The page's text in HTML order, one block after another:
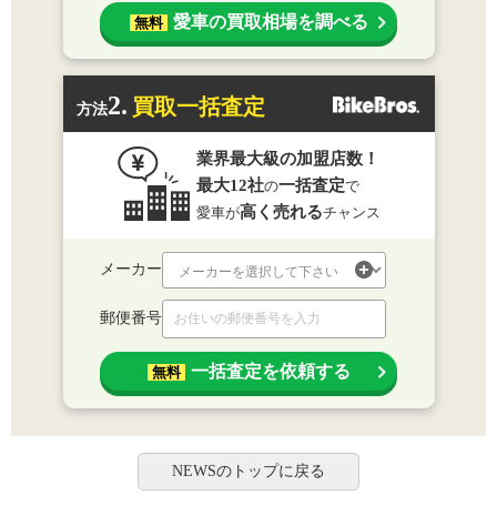
無料 愛車の買取相場を調べる
方法2. 買取一括査定
業界最大級の加盟店数！
最大12社の一括査定で
愛車が高く売れるチャンス
メーカー
郵便番号
無料 一括査定を依頼する
NEWSのトップに戻る